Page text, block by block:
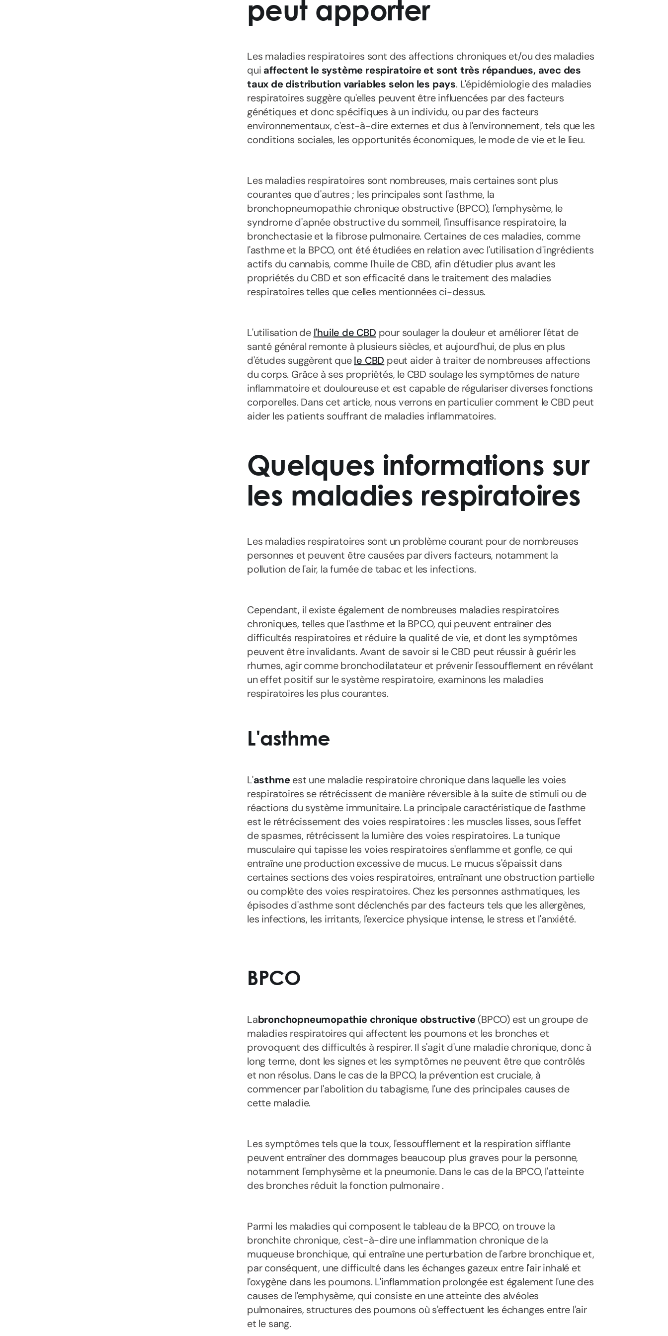
peut apporter
Les maladies respiratoires sont des affections chroniques et/ou des maladies
qui affectent le système respiratoire et sont très répandues, avec des
taux de distribution variables selon les pays. L'épidémiologie des maladies
respiratoires suggère qu'elles peuvent être influencées par des facteurs
génétiques et donc spécifiques à un individu, ou par des facteurs
environnementaux, c'est-à-dire externes et dus à l'environnement, tels que les
conditions sociales, les opportunités économiques, le mode de vie et le lieu.
Les maladies respiratoires sont nombreuses, mais certaines sont plus
courantes que d'autres ; les principales sont l'asthme, la
bronchopneumopathie chronique obstructive (BPCO), l'emphysème, le
syndrome d'apnée obstructive du sommeil, l'insuffisance respiratoire, la
bronchectasie et la fibrose pulmonaire. Certaines de ces maladies, comme
l'asthme et la BPCO, ont été étudiées en relation avec l'utilisation d'ingrédients
actifs du cannabis, comme l'huile de CBD, afin d'étudier plus avant les
propriétés du CBD et son efficacité dans le traitement des maladies
respiratoires telles que celles mentionnées ci-dessus.
L'utilisation de l'huile de CBD pour soulager la douleur et améliorer l'état de
santé général remonte à plusieurs siècles, et aujourd'hui, de plus en plus
d'études suggèrent quele CBD peut aider à traiter de nombreuses affections
du corps. Grâce à ses propriétés, le CBD soulage les symptômes de nature
inflammatoire et douloureuse et est capable de régulariser diverses fonctions
corporelles. Dans cet article, nous verrons en particulier comment le CBD peut
aider les patients souffrant de maladies inflammatoires.
Quelques informations sur
les maladies respiratoires
Les maladies respiratoires sont un problème courant pour de nombreuses
personnes et peuvent être causées par divers facteurs, notamment la
pollution de l'air, la fumée de tabac et les infections.
Cependant, il existe également de nombreuses maladies respiratoires
chroniques, telles que l'asthme et la BPCO, qui peuvent entraîner des
difficultés respiratoires et réduire la qualité de vie, et dont les symptômes
peuvent être invalidants. Avant de savoir si le CBD peut réussir à guérir les
rhumes, agir comme bronchodilatateur et prévenir l'essoufflement en révélant
un effet positif sur le système respiratoire, examinons les maladies
respiratoires les plus courantes.
L'asthme
L'asthmeest une maladie respiratoire chronique dans laquelle les voies
respiratoires se rétrécissent de manière réversible à la suite de stimuli ou de
réactions du système immunitaire. La principale caractéristique de l'asthme
est le rétrécissement des voies respiratoires : les muscles lisses, sous l'effet
de spasmes, rétrécissent la lumière des voies respiratoires. La tunique
musculaire qui tapisse les voies respiratoires s'enflamme et gonfle, ce qui
entraîne une production excessive de mucus. Le mucus s'épaissit dans
certaines sections des voies respiratoires, entraînant une obstruction partielle
ou complète des voies respiratoires. Chez les personnes asthmatiques, les
épisodes d'asthme sont déclenchés par des facteurs tels que les allergènes,
les infections, les irritants, l'exercice physique intense, le stress et l'anxiété.
BPCO
Labronchopneumopathie chronique obstructive(BPCO) est un groupe de
maladies respiratoires qui affectent les poumons et les bronches et
provoquent des difficultés à respirer. Il s'agit d'une maladie chronique, donc à
long terme, dont les signes et les symptômes ne peuvent être que contrôlés
et non résolus. Dans le cas de la BPCO, la prévention est cruciale, à
commencer par l'abolition du tabagisme, l'une des principales causes de
cette maladie.
Les symptômes tels que la toux, l'essoufflement et la respiration sifflante
peuvent entraîner des dommages beaucoup plus graves pour la personne,
notamment l'emphysème et la pneumonie. Dans le cas de la BPCO, l'atteinte
des bronches réduit la fonction pulmonaire .
Parmi les maladies qui composent le tableau de la BPCO, on trouve la
bronchite chronique, c'est-à-dire une inflammation chronique de la
muqueuse bronchique, qui entraîne une perturbation de l'arbre bronchique et,
par conséquent, une difficulté dans les échanges gazeux entre l'air inhalé et
l'oxygène dans les poumons. L'inflammation prolongée est également l'une des
causes de l'emphysème, qui consiste en une atteinte des alvéoles
pulmonaires, structures des poumons où s'effectuent les échanges entre l'air
et le sang.